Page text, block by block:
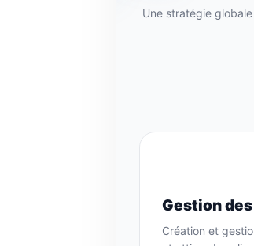
Une stratégie
Gestion
Création et